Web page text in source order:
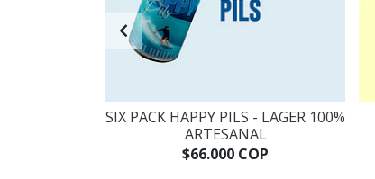
SIX PACK HAPPY PILS - LAGER 100%
ARTESANAL
$66.000 COP